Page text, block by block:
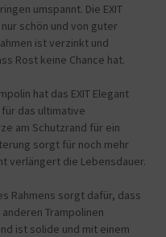
umspannt. Die EXIT
schön und von guter
ist verzinkt und
Rost keine Chance hat.
hat das EXIT Elegant
das ultimative
am Schutzrand für ein
sorgt für noch mehr
verlängert die Lebensdauer.
Rahmens sorgt dafür, dass
Trampolinen
ist solide und mit einem